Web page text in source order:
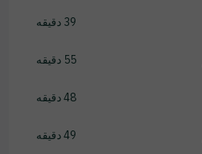
39 دقیقه
55 دقیقه
48 دقیقه
49 دقیقه